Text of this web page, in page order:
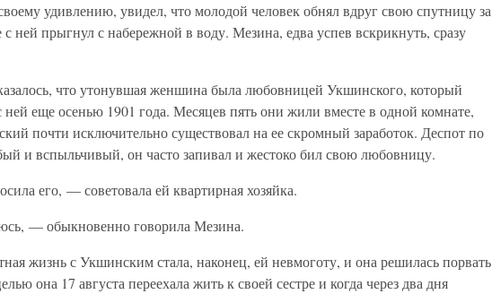
удивлению, увидел, что молодой человек обнял вдруг свою спутницу за
ней прыгнул с набережной в воду. Мезина, едва успев вскрикнуть, сразу
что утонувшая женшина была любовницей Укшинского, который
ней еще осенью 1901 года. Месяцев пять они жили вместе в одной комнате,
почти исключительно существовал на ее скромный заработок. Деспот по
и вспыльчивый, он часто запивал и жестоко бил свою любовницу.
его, — советовала ей квартирная хозяйка.
— обыкновенно говорила Мезина.
жизнь с Укшинским стала, наконец, ей невмоготу, и она решилась порвать
она 17 августа переехала жить к своей сестре и когда через два дня